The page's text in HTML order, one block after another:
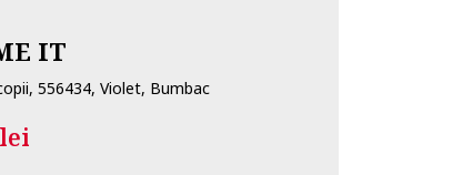
IT
556434, Violet, Bumbac